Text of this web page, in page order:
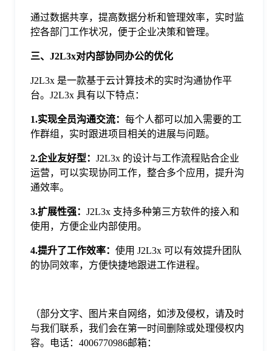
通过数据共享，提高数据分析和管理效率，实时监
控各部门工作状况，便于企业决策和管理。
三、J2L3x对内部协同办公的优化
J2L3x 是一款基于云计算技术的实时沟通协作平
台。J2L3x 具有以下特点：
1.实现全员沟通交流： 每个人都可以加入需要的工
作群组，实时跟进项目相关的进展与问题。
2.企业友好型： J2L3x 的设计与工作流程贴合企业
运营，可以实现协同工作，整合多个应用，提升沟
通效率。
3.扩展性强： J2L3x 支持多种第三方软件的接入和
使用，方便企业内部使用。
4.提升了工作效率： 使用 J2L3x 可以有效提升团队
的协同效率，方便快捷地跟进工作进程。
（部分文字、图片来自网络，如涉及侵权，请及时
与我们联系，我们会在第一时间删除或处理侵权内
容。电话：4006770986邮箱：